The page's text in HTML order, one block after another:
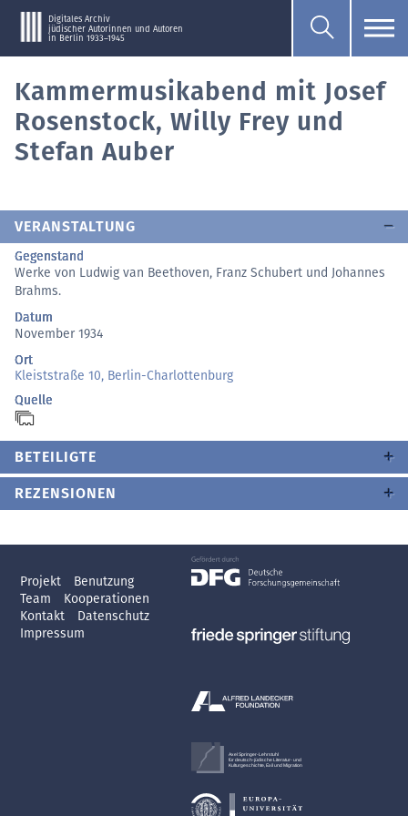
Digitales Archiv
jüdischer Autorinnen und Autoren
in Berlin 1933–1945
Kammermusikabend mit Josef
Rosenstock, Willy Frey und
Stefan Auber
VERANSTALTUNG
Gegenstand
Werke von Ludwig van Beethoven, Franz Schubert und Johannes
Brahms.
Datum
November 1934
Ort
Kleiststraße 10, Berlin-Charlottenburg
Quelle
BETEILIGTE
REZENSIONEN
Projekt
Benutzung
Team
Kooperationen
Kontakt
Datenschutz
Impressum
Axel Springer-Lehrstuhl
für deutsch-jüdische Literatur- und
Kulturgeschichte, Exil und Migration